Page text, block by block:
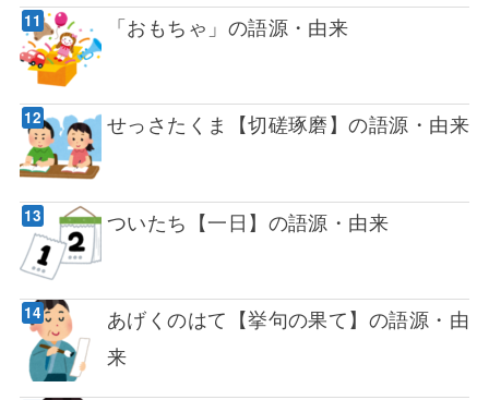
「おもちゃ」の語源・由来
せっさたくま【切磋琢磨】の語源・由来
ついたち【一日】の語源・由来
あげくのはて【挙句の果て】の語源・由
来